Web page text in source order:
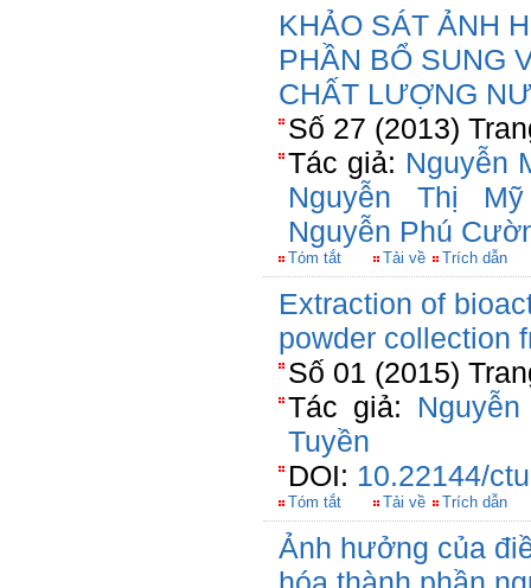
KHẢO SÁT ẢNH
PHẦN BỔ SUNG
CHẤT LƯỢNG
Số 27 (2013)
Tác giả: Nguyễn
Nguyễn Thị
Nguyễn Phú
Tóm tắt Tải về Trích dẫn
Extraction of
powder collection
Số 01 (2015)
Tác giả:
Tuyền
DOI: 10.22144/
Tóm tắt Tải về Trích dẫn
Ảnh hưởng của